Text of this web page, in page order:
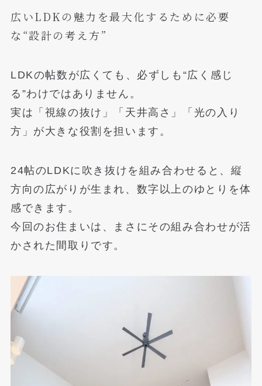
広いLDKの魅力を最大化するために必要
な“設計の考え方”
LDKの帖数が広くても、必ずしも“広く感じ
る”わけではありません。
実は「視線の抜け」「天井高さ」「光の入り
方」が大きな役割を担います。
24帖のLDKに吹き抜けを組み合わせると、縦
方向の広がりが生まれ、数字以上のゆとりを体
感できます。
今回のお住まいは、まさにその組み合わせが活
かされた間取りです。